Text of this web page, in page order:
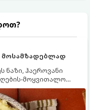
ჰაეროვანი
მოყვითალო
მაგრამ
უნდა
გამოვიდეს.